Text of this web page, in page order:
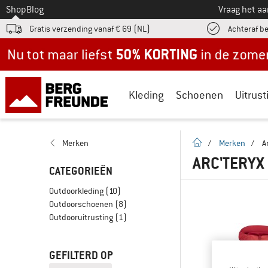
Naar
ShopBlog Vraag het
Gratis verzending vanaf € 69 (NL) Achteraf
Kleding Schoenen
Merken
CATEGORIEËN
Outdoorkleding (10)
Outdoorschoenen (8)
Outdooruitrusting (1)
GEFILTERD OP
Startpagina
/ Merken /